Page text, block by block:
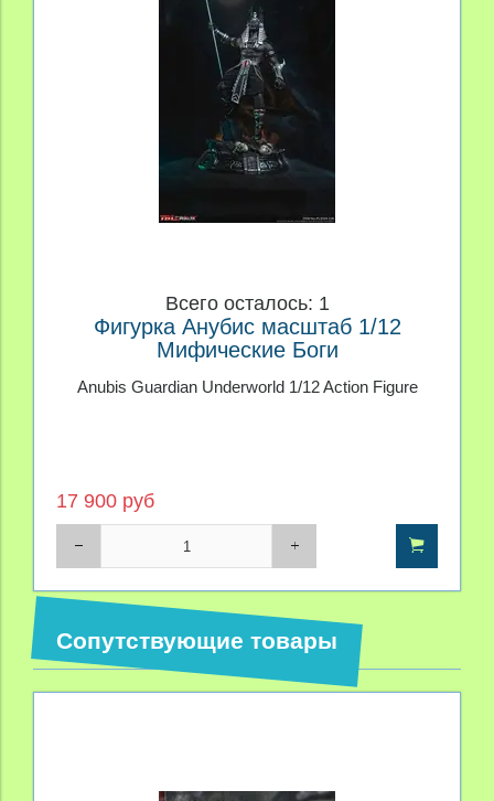
Всего осталось: 1
Фигурка Анубис масштаб 1/12
Мифические Боги
Anubis Guardian Underworld 1/12 Action Figure
17 900 руб
Сопутствующие товары